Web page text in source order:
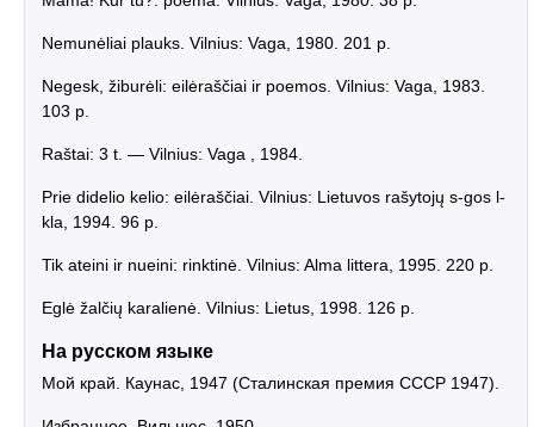
Nemunėliai plauks. Vilnius: Vaga, 1980. 201 p.
Negesk, žiburėli: eilėraščiai ir poemos. Vilnius: Vaga, 1983.
103 p.
Raštai: 3 t. — Vilnius: Vaga , 1984.
Prie didelio kelio: eilėraščiai. Vilnius: Lietuvos rašytojų s-gos l-
kla, 1994. 96 p.
Tik ateini ir nueini: rinktinė. Vilnius: Alma littera, 1995. 220 p.
Eglė žalčių karalienė. Vilnius: Lietus, 1998. 126 p.
На русском языке
Мой край. Каунас, 1947 (Сталинская премия СССР 1947).